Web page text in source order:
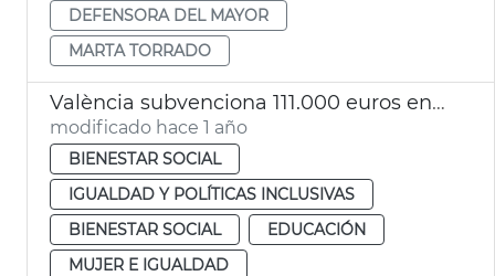
DEFENSORA DEL MAYOR
MARTA TORRADO
València subvenciona 111.000 euros entidades promoción personas discapacidad
modificado hace 1 año
BIENESTAR SOCIAL
IGUALDAD Y POLÍTICAS INCLUSIVAS
BIENESTAR SOCIAL
EDUCACIÓN
MUJER E IGUALDAD